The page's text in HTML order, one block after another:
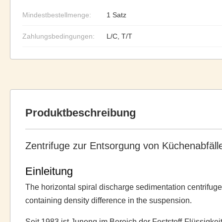
Mindestbestellmenge: 1 Satz
Zahlungsbedingungen: L/C, T/T
Produktbeschreibung
Zentrifuge zur Entsorgung von
Einleitung
The horizontal spiral discharge sedimentation
containing density difference in the suspension.